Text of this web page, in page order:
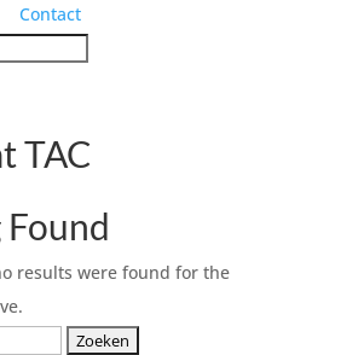
Contact
TAC
results were found for the